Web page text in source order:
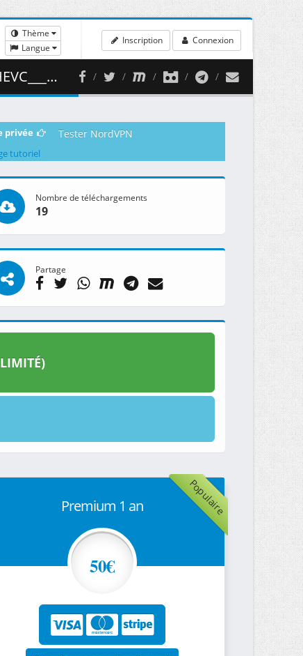
Thème
Langue
Inscription Connexion
MB )
privée Tester NordVPN
tutoriel
Nombre de téléchargements
19
Partage
Populaire
Premium 1 an
50€